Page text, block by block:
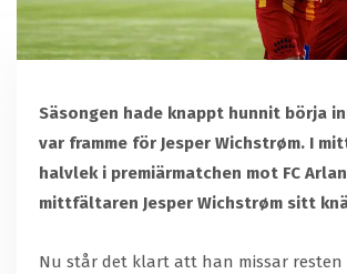
Säsongen hade knappt hunnit börja
var framme för Jesper Wichstrøm. I
halvlek i premiärmatchen mot FC
mittfältaren Jesper Wichstrøm sitt
Nu står det klart att han missar resten